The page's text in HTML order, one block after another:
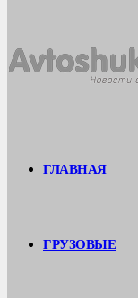
ГЛАВНАЯ
ГРУЗОВЫЕ